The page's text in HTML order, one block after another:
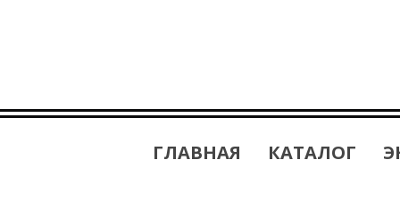
ГЛАВНАЯ КАТАЛОГ